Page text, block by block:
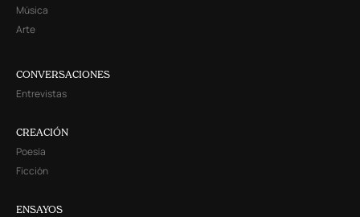
Música
Arte
CONVERSACIONES
Entrevistas
CREACIÓN
Poesía
Ficción
ENSAYOS